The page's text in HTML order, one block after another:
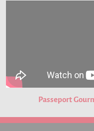
Passeport